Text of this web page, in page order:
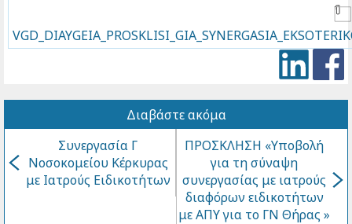
Διαβάστε ακόμα
Συνεργασία Γ
Νοσοκομείου Κέρκυρας
με Ιατρούς Ειδικοτήτων
ΠΡΟΣΚΛΗΣΗ «Υποβολή
για τη σύναψη
συνεργασίας με ιατρούς
διαφόρων ειδικοτήτων
με ΑΠΥ για το ΓΝ Θήρας »